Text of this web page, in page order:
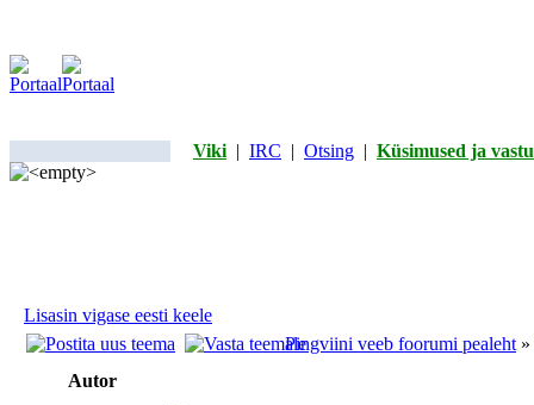
Viki | IRC | Otsing | Küsimused ja
Lisasin vigase eesti keele
Pingviini veeb foorumi pealeht »
Autor